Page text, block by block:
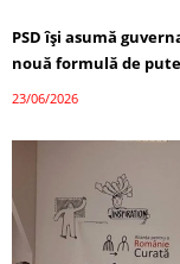
PSD își asumă
nouă formulă de
23/06/2026